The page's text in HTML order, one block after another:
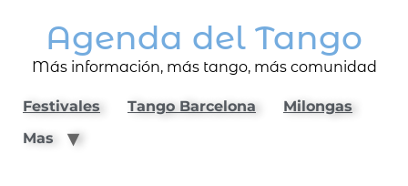
Agenda del Tango
Más información, más tango, más comunidad
Festivales Tango Barcelona
Milongas
Mas